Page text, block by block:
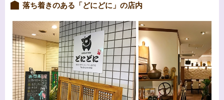
落ち着きのある「どにどに」の店内